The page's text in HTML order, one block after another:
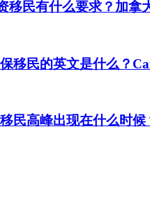
移民有什么要求？加拿
移民的英文是什么？
民高峰出现在什么时